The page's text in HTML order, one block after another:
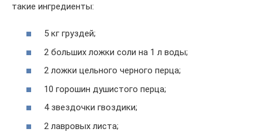
такие ингредиенты:
5 кг груздей;
2 больших ложки соли на 1 л воды;
2 ложки цельного черного перца;
10 горошин душистого перца;
4 звездочки гвоздики;
2 лавровых листа;